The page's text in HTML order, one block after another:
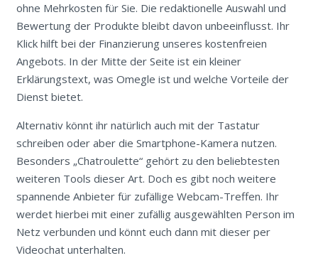
ohne Mehrkosten für Sie. Die redaktionelle Auswahl und
Bewertung der Produkte bleibt davon unbeeinflusst. Ihr
Klick hilft bei der Finanzierung unseres kostenfreien
Angebots. In der Mitte der Seite ist ein kleiner
Erklärungstext, was Omegle ist und welche Vorteile der
Dienst bietet.
Alternativ könnt ihr natürlich auch mit der Tastatur
schreiben oder aber die Smartphone-Kamera nutzen.
Besonders „Chatroulette“ gehört zu den beliebtesten
weiteren Tools dieser Art. Doch es gibt noch weitere
spannende Anbieter für zufällige Webcam-Treffen. Ihr
werdet hierbei mit einer zufällig ausgewählten Person im
Netz verbunden und könnt euch dann mit dieser per
Videochat unterhalten.